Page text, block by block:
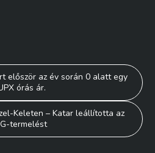
először az év során 0 alatt egy
órás ár.
Keleten – Katar leállította az
termelést